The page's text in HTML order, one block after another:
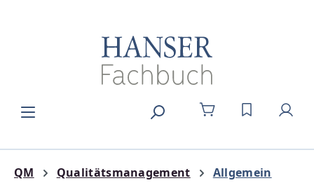
DU HAST 0
QM Qualitätsmanagement Allgemein